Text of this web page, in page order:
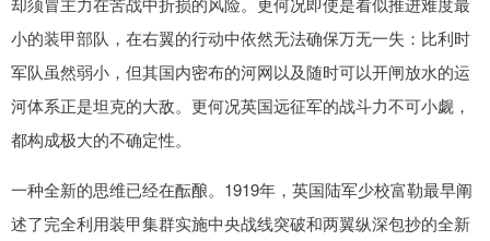
小的装甲部队，在右翼的行动中依然无法确保万无一失：比利时
军队虽然弱小，但其国内密布的河网以及随时可以开闸放水的运
河体系正是坦克的大敌。更何况英国远征军的战斗力不可小觑，
都构成极大的不确定性。
一种全新的思维已经在酝酿。1919年，英国陆军少校富勒最早阐
述了完全利用装甲集群实施中央战线突破和两翼纵深包抄的全新